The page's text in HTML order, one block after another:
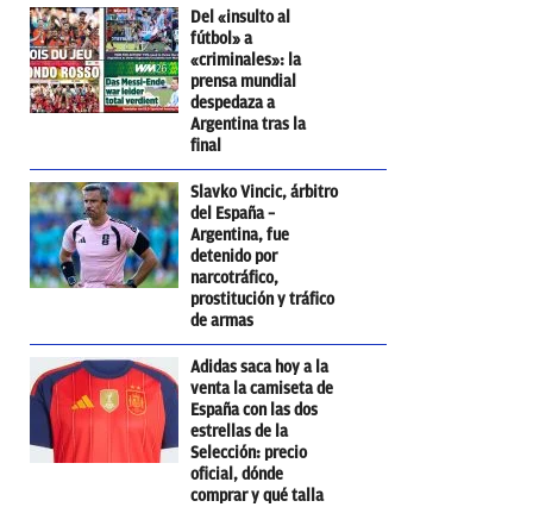
Del «insulto al
fútbol» a
«criminales»: la
prensa mundial
despedaza a
Argentina tras la
final
Slavko Vincic, árbitro
del España –
Argentina, fue
detenido por
narcotráfico,
prostitución y tráfico
de armas
Adidas saca hoy a la
venta la camiseta de
España con las dos
estrellas de la
Selección: precio
oficial, dónde
comprar y qué talla